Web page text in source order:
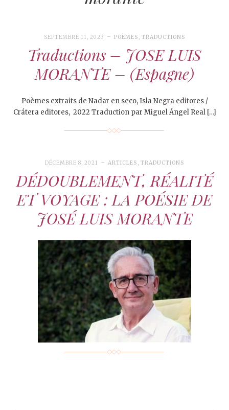
SEPTEMBRE 11, 2023 POÈMES , TRADUCTIONS
Traductions – JOSE LUIS
MORANTE – (Espagne)
Poèmes extraits de Nadar en seco, Isla Negra editores /
Crátera editores, 2022 Traduction par Miguel Ángel Real […]
DÉCEMBRE 8, 2021 ARTICLES , TRADUCTIONS
DÉDOUBLEMENT, RÉALITÉ
ET VOYAGE : LA POÉSIE DE
JOSÉ LUIS MORANTE